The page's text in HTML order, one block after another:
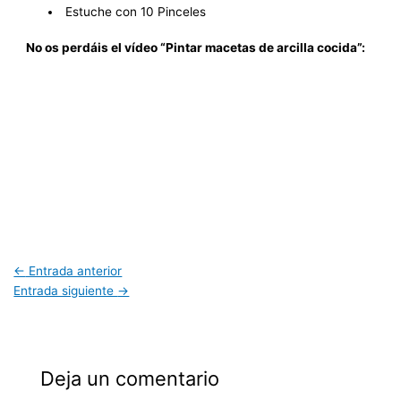
Estuche con 10 Pinceles
No os perdáis el vídeo “Pintar macetas de arcilla cocida”:
← Entrada anterior
Entrada siguiente →
Deja un comentario